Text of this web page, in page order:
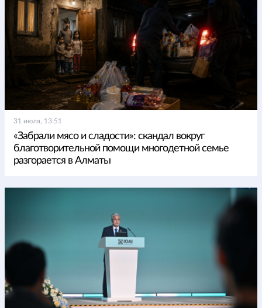
31 июля, 13:51
«Забрали мясо и сладости»: скандал вокруг
благотворительной помощи многодетной семье
разгорается в Алматы